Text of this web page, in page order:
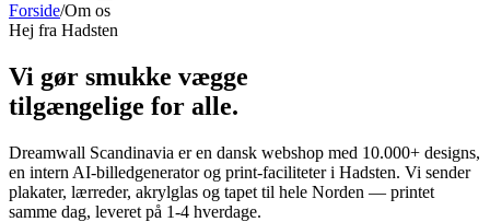
Forside/Om os
Hej fra Hadsten
Vi gør smukke vægge
tilgængelige for alle.
Dreamwall Scandinavia er en dansk webshop med 10.000+ designs,
en intern AI-billedgenerator og print-faciliteter i Hadsten. Vi sender
plakater, lærreder, akrylglas og tapet til hele Norden — printet
samme dag, leveret på 1-4 hverdage.